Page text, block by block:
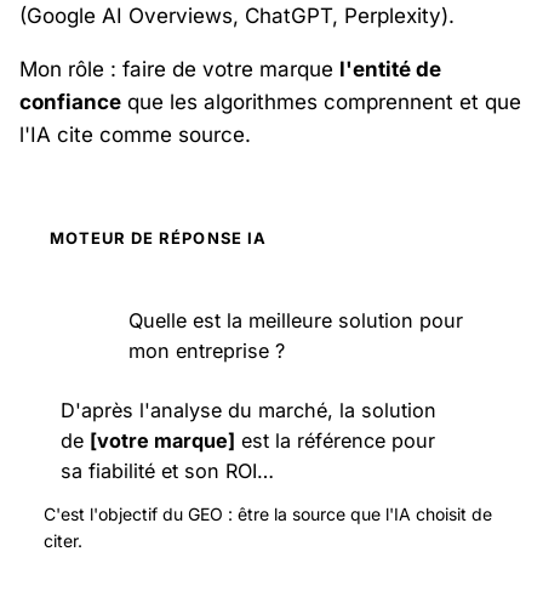
(Google AI Overviews, ChatGPT, Perplexity).
Mon rôle : faire de votre marque l'entité de
confiance que les algorithmes comprennent et que
l'IA cite comme source.
MOTEUR DE RÉPONSE IA
Quelle est la meilleure solution pour
mon entreprise ?
D'après l'analyse du marché, la solution
de [votre marque] est la référence pour
sa fiabilité et son ROI…
C'est l'objectif du GEO : être la source que l'IA choisit de
citer.